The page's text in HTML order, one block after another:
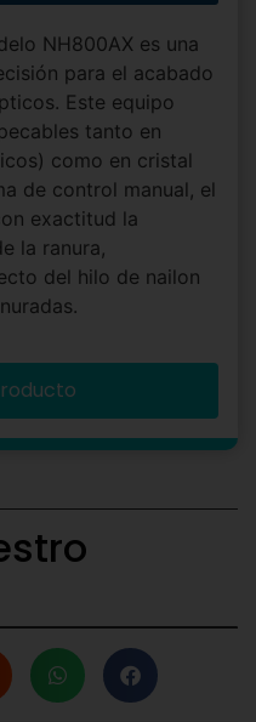
NH800AX es una
para el acabado
Este equipo
tanto en
como en cristal
de control manual, el
exactitud la
la ranura,
del hilo de nailon